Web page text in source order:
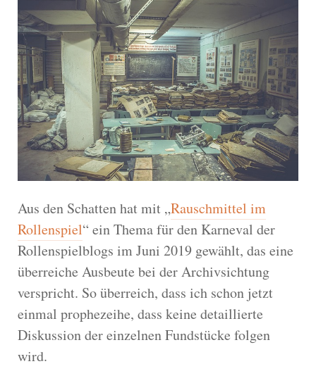
Aus den Schatten hat mit „Rauschmittel im
Rollenspiel“ ein Thema für den Karneval der
Rollenspielblogs im Juni 2019 gewählt, das eine
überreiche Ausbeute bei der Archivsichtung
verspricht. So überreich, dass ich schon jetzt
einmal prophezeihe, dass keine detaillierte
Diskussion der einzelnen Fundstücke folgen
wird.